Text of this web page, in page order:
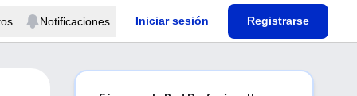
Notificaciones Iniciar sesión Registrarse